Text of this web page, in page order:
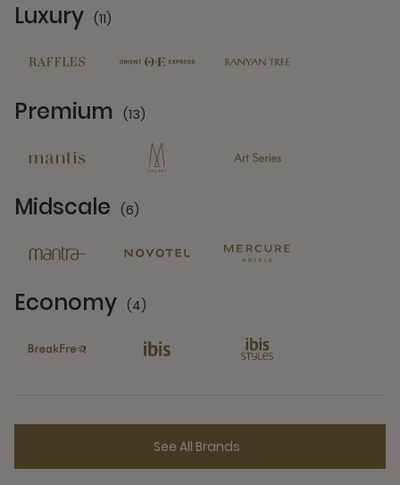
Luxury (11)
Premium (13)
Midscale (6)
Economy (4)
See All Brands